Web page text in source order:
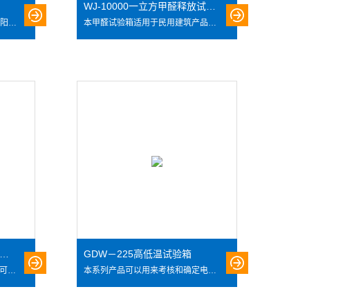
氙灯耐气候试验箱 采用能模拟全阳光光谱的氙弧灯来再现不同环境下存在的破坏性光波。是航空、汽车、家电、科研等领域*的测试设备，本设备可以为科研、产品开发和质量控制提供相应的环境模拟和加速老化试验。用于学校，工厂，军工，研位，等单位。 本甲醛试验箱适用于民用建筑产品的性能可靠性实验用。主要用来测定木板中甲醛的含量。
GDW300高低温交变湿热试验箱可以用来考核和确定电工、电子产品在高低温环境条件下贮存和使用的适应性。适用于学校、科研、工厂、军工等单位.
GDW－225高低温试验箱
本系列产品可以用来考核和确定电工、电子产品在高低温环境条件下贮存和使用的适应性。适用于学校、科研、工厂、军工等单位。